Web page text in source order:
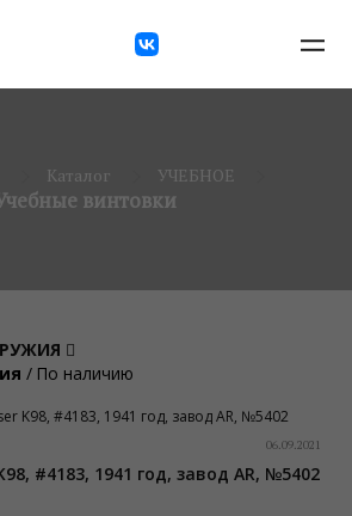
Каталог УЧЕБНОЕ
винтовки
/ По наличию
06.09.2021
#4183, 1941 год, завод AR, №5402